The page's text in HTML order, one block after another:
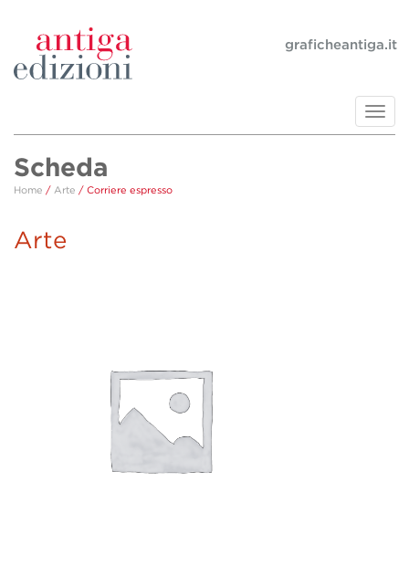
graficheantiga.it
Scheda
Home / Arte / Corriere espresso
Arte